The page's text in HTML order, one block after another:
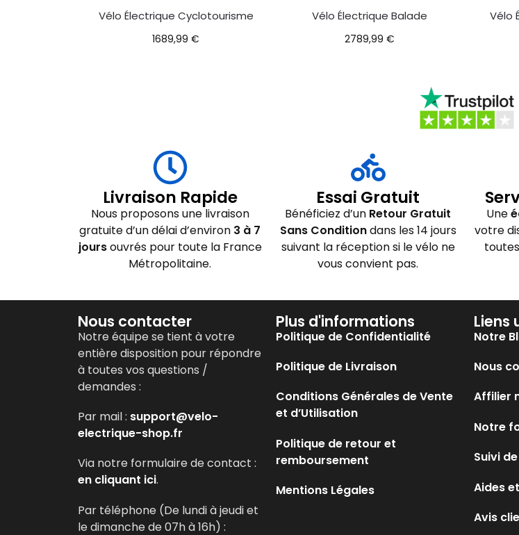
Vélo Électrique Cyclotourisme
1689,99€
Vélo Électrique Balade
2789,99 €
Vélo
Livraison Rapide
Nous proposons une livraison
gratuite d’un délai d’environ 3 à 7
joursouvrés pour toute la France
Métropolitaine.
Essai Gratuit
Bénéficiez d’un Retour Gratuit
Sans Conditiondans les 14 jours
suivant la réception si le vélo ne
vous convient pas.
Une
votre
Nous contacter
Notre équipe se tient à votre
entière disposition pour répondre
à toutes vos questions /
demandes :
Par mail : support@velo-
electrique-shop.fr
Via notre formulaire de contact :
en cliquant ici.
Par téléphone (De lundi à jeudi et
le dimanche de 07h à 16h) :
Plus d'informations
Politique de Confidentialité
Politique de Livraison
Conditions Générales de Vente
et d’Utilisation
Politique de retour et
remboursement
Mentions Légales
Liens
Notre
Nous
Affilier
Notre
Suivi
Aides
Avis